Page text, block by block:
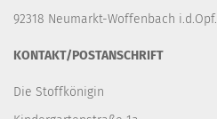
92318 Neumarkt-Woffenbach i.d.Opf.
KONTAKT/POSTANSCHRIFT
Die Stoffkönigin